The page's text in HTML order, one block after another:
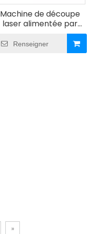
Machine de découpe
laser alimentée par
Renseigner
»